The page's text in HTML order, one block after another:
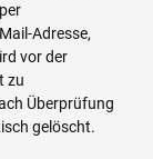
Adresse,
vor der
zu
Überprüfung
gelöscht.